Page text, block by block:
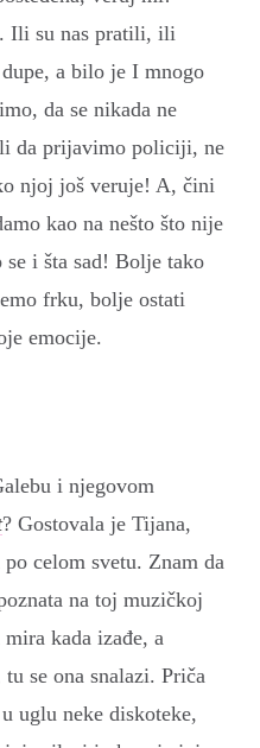
Ili su nas pratili, ili
a bilo je I mnogo
da se nikada ne
da prijavimo policiji, ne
njoj još veruje! A, čini
kao na nešto što nije
se i šta sad! Bolje tako
frku, bolje ostati
emocije.
i njegovom
? Gostovala je Tijana,
po celom svetu. Znam da
na toj muzičkoj
kada izađe, a
se ona snalazi. Priča
uglu neke diskoteke,